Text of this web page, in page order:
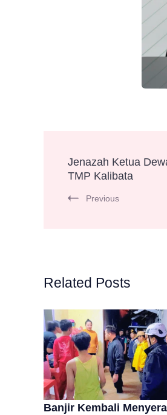
Navigation
Jenazah Ketua
TMP Kalibata
Previous
Related Posts
Banjir Kembali